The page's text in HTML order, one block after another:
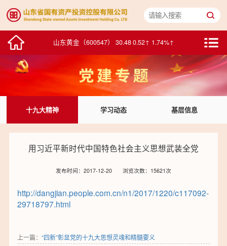
鸥玛软件（301185） 16.45 -0.42↓ -2.49%↓
山东黄金（600547） 30.48 0.52↑ 1.74%↑
中泰证券（600918） 5.56 -0.02↓ -0.36%↓
浪潮数字企业（00596） 2.275 -0.005↓ -0.22%↓
华特达因（000915） 25.82 0.45↑ 1.77%↑
浪潮软件（600756） 15.56 -0.29↓ -1.83%↓
中通客车（000957） 10.20 0.00↑ 0.00%↑
十九大精神 学习动态 基层信息
用习近平新时代中国特色社会主义思想武装全党
发布时间：2017-12-20 浏览次数：15621次
http://dangjian.people.com.cn/n1/2017/1220/c117092-
29718797.html
上一篇：“四新”彰显党的十九大思想灵魂和精髓要义